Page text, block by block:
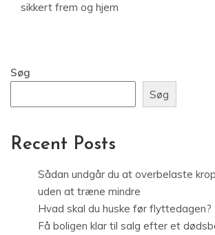
sikkert frem og hjem
Søg
Søg
Recent Posts
Sådan undgår du at overbelaste
uden at træne mindre
Hvad skal du huske før flyttedagen?
Få boligen klar til salg efter et